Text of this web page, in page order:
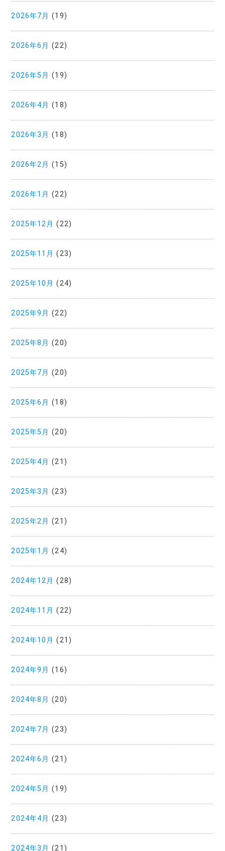
2026年7月 (19)
2026年6月 (22)
2026年5月 (19)
2026年4月 (18)
2026年3月 (18)
2026年2月 (15)
2026年1月 (22)
2025年12月 (22)
2025年11月 (23)
2025年10月 (24)
2025年9月 (22)
2025年8月 (20)
2025年7月 (20)
2025年6月 (18)
2025年5月 (20)
2025年4月 (21)
2025年3月 (23)
2025年2月 (21)
2025年1月 (24)
2024年12月 (28)
2024年11月 (22)
2024年10月 (21)
2024年9月 (16)
2024年8月 (20)
2024年7月 (23)
2024年6月 (21)
2024年5月 (19)
2024年4月 (23)
2024年3月 (21)